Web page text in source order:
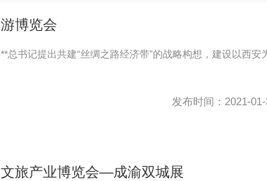
博览会
总书记提出共建“丝绸之路经济带”的战略构想，建设以西安
发布时间：2021-01-
旅产业博览会—成渝双城展